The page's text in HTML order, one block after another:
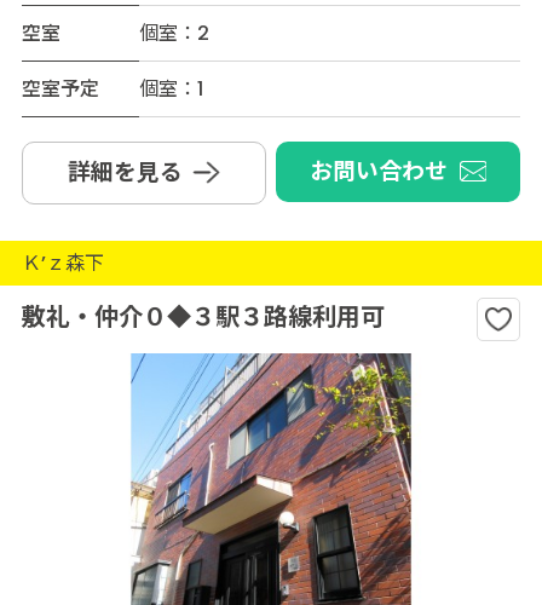
空室
個室：2
空室予定
個室：1
詳細を見る お問い合わせ
Ｋ’ｚ森下
敷礼・仲介０◆３駅３路線利用可